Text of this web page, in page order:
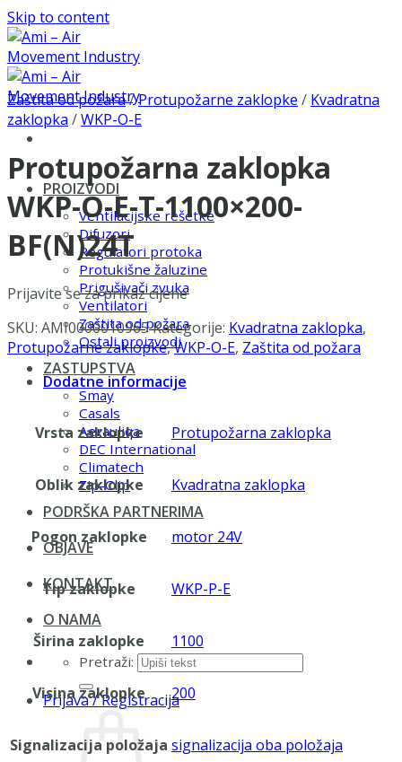
Skip to content
PROIZVODI
Ventilacijske rešetke
Difuzori
Regulatori protoka
Protukišne žaluzine
Prigušivači zvuka
Ventilatori
Zaštita od požara
Ostali proizvodi
ZASTUPSTVA
Smay
Casals
Aerauliqa
DEC International
Climatech
Zip-Clip
PODRŠKA PARTNERIMA
OBJAVE
KONTAKT
O NAMA
Pretraži:
Prijava / Registracija
Zaštita od požara/Protupožarne zaklopke / Kvadratna
zaklopka /WKP-O-E
Protupožarna zaklopka
WKP-O-E-T-1100×200-
BF(N)24T
Prijavite se za prikaz cijene
SKU: AMI0000010965Kategorije: Kvadratna zaklopka,
Protupožarne zaklopke,WKP-O-E, Zaštita od požara
Dodatne informacije
Vrsta zaklopke Protupožarna zaklopka
Oblik zaklopke Kvadratna zaklopka
Pogon zaklopke motor 24V
Tip zaklopke WKP-P-E
Širina zaklopke 1100
Visina zaklopke 200
Signalizacija položaja signalizacija oba položaja